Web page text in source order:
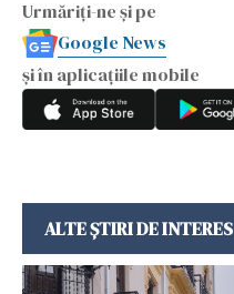
Urmăriți-ne și pe
Google News
și în aplicațiile mobile
ALTE ȘTIRI DE INTERES